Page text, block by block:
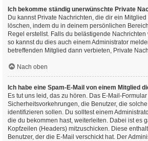
Ich bekomme ständig unerwünschte Private
Du kannst Private Nachrichten, die dir ein
löschen, indem du in deinem persönlichen
Regel erstellst. Falls du belästigende
so kannst du dies auch einem Administrator
betreffenden Mitglied dann verbieten, Private
Nach oben
Ich habe eine Spam-E-Mail von einem Mitglied
Es tut uns leid, das zu hören. Das E-Mail-
Sicherheitsvorkehrungen, die Benutzer, die
identifizieren sollen. Du solltest einem
die du bekommen hast, weiterleiten. Dabei ist es
Kopfzeilen (Headers) mitzuschicken. Diese
Benutzer, der die E-Mail verschickt hat. Der